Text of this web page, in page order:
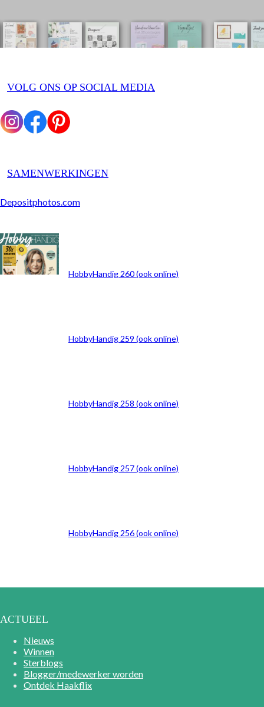
VOLG ONS OP SOCIAL MEDIA
SAMENWERKINGEN
Depositphotos.com
ARCHIEF
HobbyHandig 260 (ook online)
HobbyHandig 259 (ook online)
HobbyHandig 258 (ook online)
HobbyHandig 257 (ook online)
HobbyHandig 256 (ook online)
ACTUEEL
Nieuws
Winnen
Sterblogs
Blogger/medewerker worden
Ontdek Haakflix